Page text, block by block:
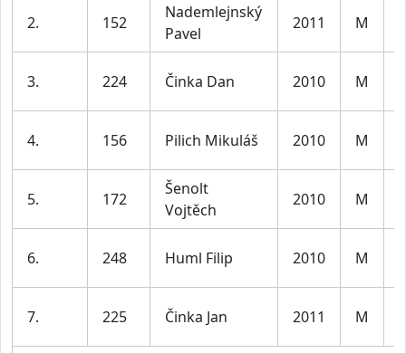
2. 152
Nademlejnský
Pavel
2011 M
3. 224 Činka Dan 2010 M
4. 156 Pilich Mikuláš 2010 M
5. 172
Šenolt
Vojtěch
2010 M
6. 248 Huml Filip 2010 M
7. 225 Činka Jan 2011 M